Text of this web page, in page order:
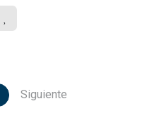
Siguiente